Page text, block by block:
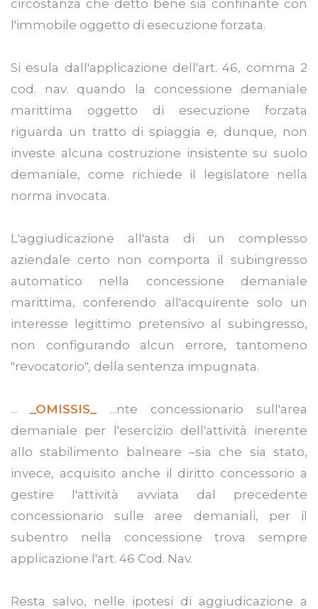
circostanza che detto bene sia confinante con
l'immobile oggetto di esecuzione forzata.
Si esula dall'applicazione dell'art. 46, comma 2
cod. nav. quando la concessione demaniale
marittima oggetto di esecuzione forzata
riguarda un tratto di spiaggia e, dunque, non
investe alcuna costruzione insistente su suolo
demaniale, come richiede il legislatore nella
norma invocata.
L'aggiudicazione all'asta di un complesso
aziendale certo non comporta il subingresso
automatico nella concessione demaniale
marittima, conferendo all'acquirente solo un
interesse legittimo pretensivo al subingresso,
non configurando alcun errore, tantomeno
"revocatorio", della sentenza impugnata.
... _OMISSIS_
...nte concessionario sull'area
demaniale per l'esercizio dell'attività inerente
allo stabilimento balneare –sia che sia stato,
invece, acquisito anche il diritto concessorio a
gestire l'attività avviata dal precedente
concessionario sulle aree demaniali, per il
subentro nella concessione trova sempre
applicazione l'art. 46 Cod. Nav.
Resta salvo, nelle ipotesi di aggiudicazione a